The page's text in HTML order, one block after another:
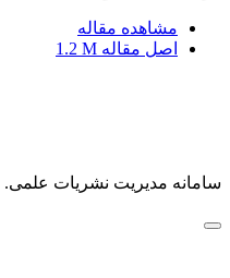
مشاهده مقاله
اصل مقاله 1.2 M
سامانه مدیریت نشریات علمی.